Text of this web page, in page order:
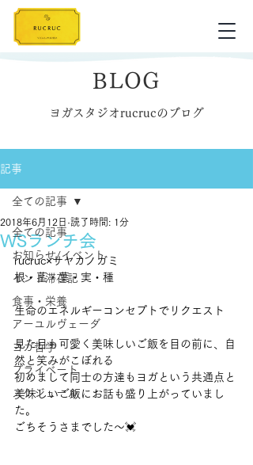
BLOG
ヨガスタジオrucrucのブログ
記事
全ての記事
お知らせ/イベント
インド滞在記
食事・栄養
アーユルヴェーダ
ヨガ哲学
プライベート
スケジュール
全ての記事
WSランチ会
2018年6月12日 読了時間: 1分
rucruc×サヤカノガミ
根・茎・葉・実・種
生命のエネルギーコンセプトでリクエスト
見た目も可愛く美味しいご飯を目の前に、自
然と笑みがこぼれる
初めまして同士の方達もヨガという共通点と
美味しいご飯にお話も盛り上がっていまし
た。
ごちそうさまでした〜💓